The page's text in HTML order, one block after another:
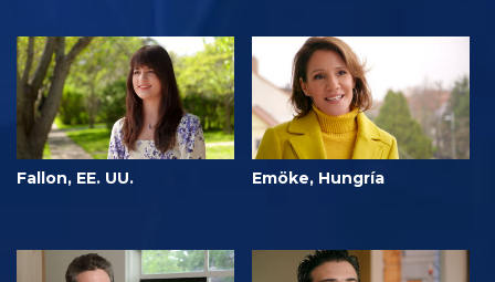
Fallon, EE. UU. Emöke, Hungría